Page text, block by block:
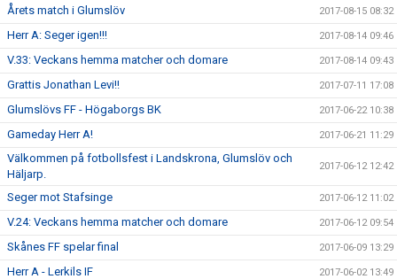
Årets match i Glumslöv 2017-08-15 08:32
Herr A: Seger igen!!! 2017-08-14 09:46
V.33: Veckans hemma matcher och domare 2017-08-14 09:43
Grattis Jonathan Levi!! 2017-07-11 17:08
Glumslövs FF - Högaborgs BK 2017-06-22 10:38
Gameday Herr A! 2017-06-21 11:29
Välkommen på fotbollsfest i Landskrona, Glumslöv och
Häljarp.
2017-06-12 12:42
Seger mot Stafsinge 2017-06-12 11:02
V.24: Veckans hemma matcher och domare 2017-06-12 09:54
Skånes FF spelar final 2017-06-09 13:29
Herr A - Lerkils IF 2017-06-02 13:49